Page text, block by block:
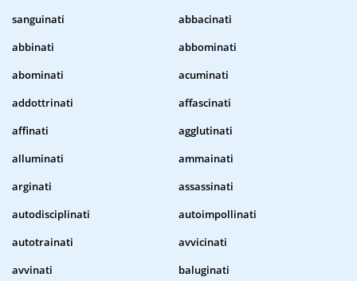
sanguinati
abbacinati
abbinati
abbominati
abominati
acuminati
addottrinati
affascinati
affinati
agglutinati
alluminati
ammainati
arginati
assassinati
autodisciplinati
autoimpollinati
autotrainati
avvicinati
avvinati
baluginati